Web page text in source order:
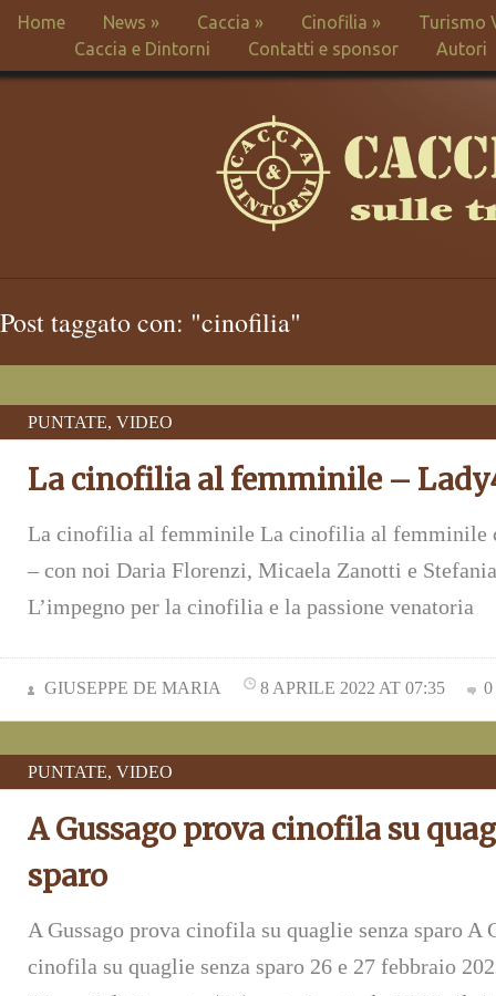
Home News » Caccia » Cinofilia »
Turismo
Caccia e Dintorni
Contatti e sponsor Autori
Post taggato con: "cinofilia"
PUNTATE, VIDEO
La cinofilia al femminile –
La cinofilia al femminile La cinofilia al femminile
– con noi Daria Florenzi, Micaela Zanotti e
L’impegno per la cinofilia e la passione venatoria
GIUSEPPE DE MARIA 8 APRILE 2022 AT 07:35
PUNTATE, VIDEO
A Gussago prova cinofila su
sparo
A Gussago prova cinofila su quaglie senza sparo A
cinofila su quaglie senza sparo 26 e 27 febbraio